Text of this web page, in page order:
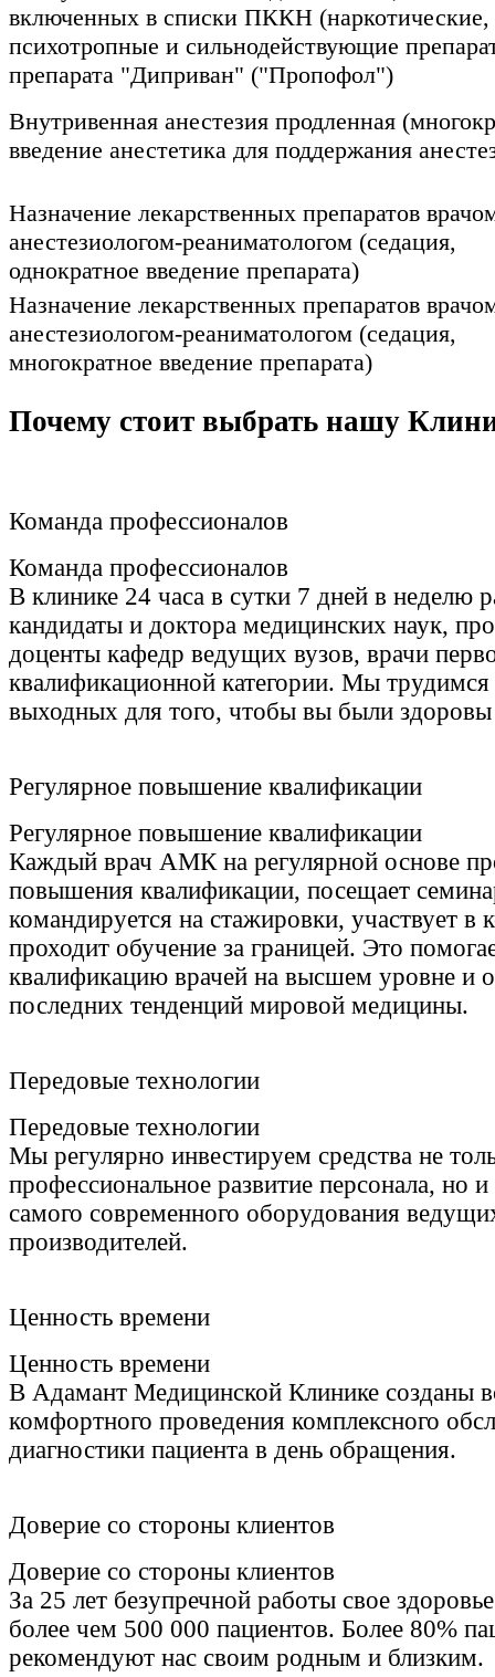
включенных в списки ПККН (наркотические,
психотропные и сильнодействующие
препарата "Диприван" ("Пропофол")
Внутривенная анестезия продленная
введение анестетика для поддержания
Назначение лекарственных препаратов
анестезиологом-реаниматологом (седация,
однократное введение препарата)
Назначение лекарственных препаратов
анестезиологом-реаниматологом (седация,
многократное введение препарата)
Почему стоит выбрать нашу
Команда профессионалов
Команда профессионалов
В клинике 24 часа в сутки 7 дней в неделю
кандидаты и доктора медицинских наук,
доценты кафедр ведущих вузов, врачи
квалификационной категории. Мы трудимся
выходных для того, чтобы вы были здоровы
Регулярное повышение квалификации
Регулярное повышение квалификации
Каждый врач АМК на регулярной основе
повышения квалификации, посещает
командируется на стажировки, участвует в
проходит обучение за границей. Это
квалификацию врачей на высшем уровне и
последних тенденций мировой медицины.
Передовые технологии
Передовые технологии
Мы регулярно инвестируем средства не
профессиональное развитие персонала, но
самого современного оборудования
производителей.
Ценность времени
Ценность времени
В Адамант Медицинской Клинике созданы
комфортного проведения комплексного
диагностики пациента в день обращения.
Доверие со стороны клиентов
Доверие со стороны клиентов
За 25 лет безупречной работы свое
более чем 500 000 пациентов. Более 80%
рекомендуют нас своим родным и близким.